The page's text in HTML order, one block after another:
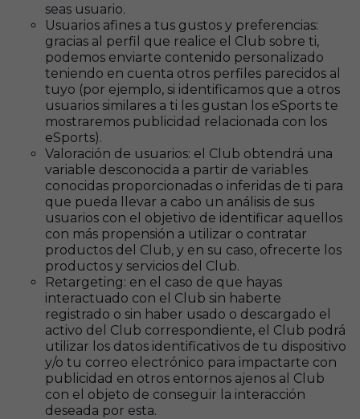
seas usuario.
Usuarios afines a tus gustos y preferencias:
gracias al perfil que realice el Club sobre ti,
podemos enviarte contenido personalizado
teniendo en cuenta otros perfiles parecidos al
tuyo (por ejemplo, si identificamos que a otros
usuarios similares a ti les gustan los eSports te
mostraremos publicidad relacionada con los
eSports).
Valoración de usuarios: el Club obtendrá una
variable desconocida a partir de variables
conocidas proporcionadas o inferidas de ti para
que pueda llevar a cabo un análisis de sus
usuarios con el objetivo de identificar aquellos
con más propensión a utilizar o contratar
productos del Club, y en su caso, ofrecerte los
productos y servicios del Club.
Retargeting: en el caso de que hayas
interactuado con el Club sin haberte
registrado o sin haber usado o descargado el
activo del Club correspondiente, el Club podrá
utilizar los datos identificativos de tu dispositivo
y/o tu correo electrónico para impactarte con
publicidad en otros entornos ajenos al Club
con el objeto de conseguir la interacción
deseada por esta.